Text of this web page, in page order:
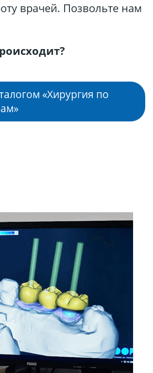
врачей. Позвольте нам
«Хирургия по